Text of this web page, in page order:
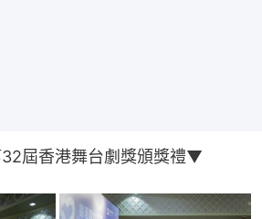
屆香港舞台劇獎頒獎禮▼